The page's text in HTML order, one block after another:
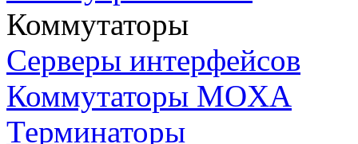
Коммутаторы
Серверы интерфейсов
Коммутаторы MOXA
Терминаторы